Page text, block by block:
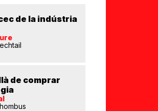
de la indústria
de comprar